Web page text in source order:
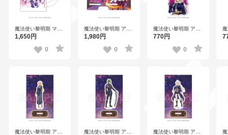
魔法使い黎明期 マグ
カップ
1,650円
0
魔法使い黎明期 アク
リルスマホスタンド
1,980円
0
魔法使い黎明期 アク
リルキーホルダー ゼ
770円
0
魔法使い黎明期 アク
魔法使い黎明期 アク
魔法使い黎明期 アク